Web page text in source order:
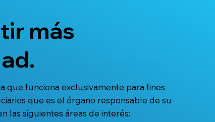
más
que funciona exclusivamente para fines
que es el órgano responsable de su
las siguientes áreas de interés: